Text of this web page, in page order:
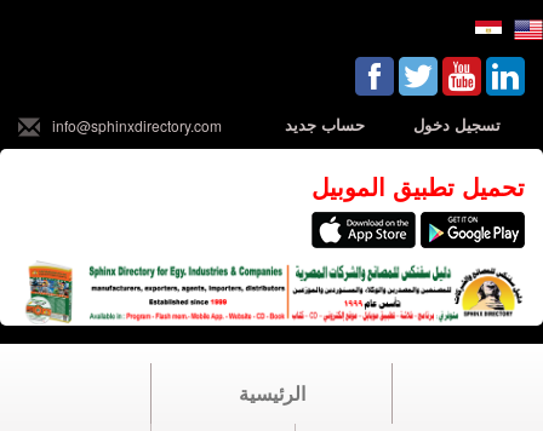
تسجيل دخول حساب جديد info@sphinxdirectory.com
تحميل تطبيق الموبيل
الرئيسية